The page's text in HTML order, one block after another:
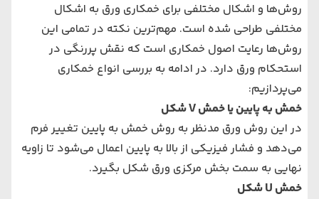
روش‌ها و اشکال مختلفی برای خمکاری ورق به اشکال
مختلفی طراحی شده است. مهم‌ترین نکته در تمامی این
روش‌ها رعایت اصول خمکاری است که نقش پررنگی در
استحکام ورق دارد. در ادامه به بررسی انواع خمکاری
می‌پردازیم:
خمش به پایین یا خمش V شکل
در این روش ورق مدنظر به روش خمش به پایین تغییر فرم
می‌دهد و فشار فیزیکی از بالا به پایین اعمال می‌شود تا زاویه
نهایی به سمت بخش مرکزی ورق شکل بگیرد.
خمش U شکل